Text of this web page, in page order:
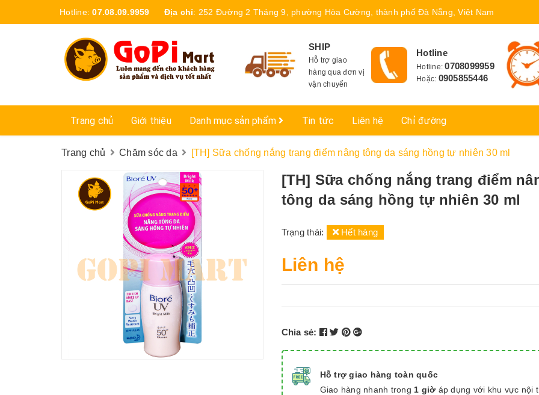
Hotline:07.08.09.9959 Địa chỉ: 252 Đường 2 Tháng 9, phường Hòa Cường, thành phố Đà Nẵng, Việt Nam
SHIP
Hỗ trợ giao
hàng qua đơn vị
vận chuyển
Hotline
Hotline:0708099959
Hoặc: 0905855446
Trang chủ Giới thiệu Danh mục sản phẩm Tin tức Liên hệ Chỉ đường
Trang chủ Chăm sóc da [TH] Sữa chống nắng trang điểm nâng tông da sáng hồng tự nhiên 30 ml
[TH] Sữa chống nắng trang điểm
tông da sáng hồng tự nhiên 30 ml
Trạng thái: Hết hàng
Liên hệ
Chia sẻ:
Hỗ trợ giao hàng toàn quốc
Giao hàng nhanh trong 1 giờ áp dụng với khu vực nội